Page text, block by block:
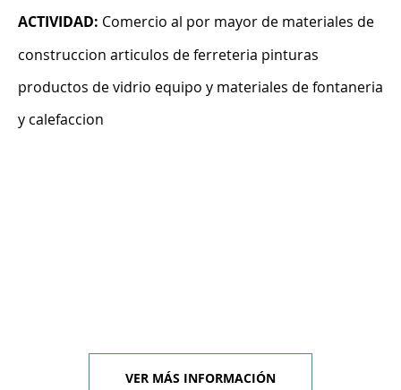
ACTIVIDAD: Comercio al por mayor de materiales de
construccion articulos de ferreteria pinturas
productos de vidrio equipo y materiales de fontaneria
y calefaccion
VER MÁS INFORMACIÓN